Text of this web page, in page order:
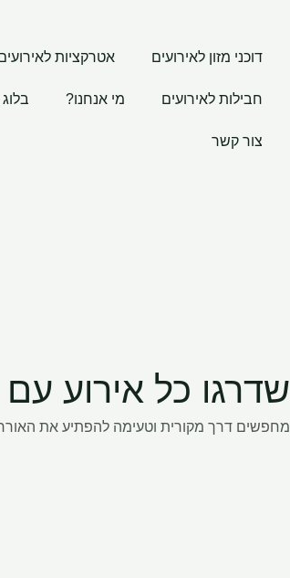
דוכני מזון לאירועים
אטרקציות
חבילות לאירועים מי אנחנו? בלוג
צור קשר
שדרגו כל אירוע עם
מחפשים דרך מקורית וטעימה להפתיע את